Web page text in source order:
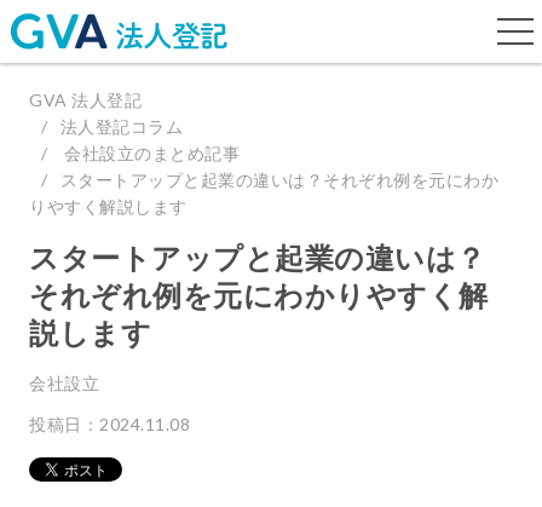
GVA 法人登記
法人登記コラム
会社設立のまとめ記事
スタートアップと起業の違いは？それぞれ例を元にわか
りやすく解説します
スタートアップと起業の違いは？
それぞれ例を元にわかりやすく解
説します
会社設立
投稿日：2024.11.08